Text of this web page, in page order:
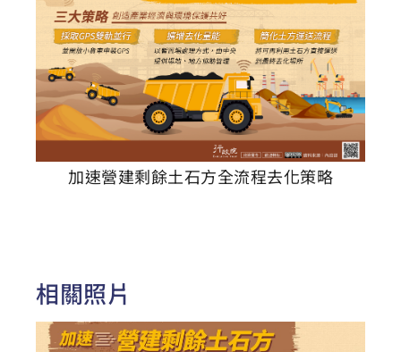
加速營建剩餘土石方全流程去化策略
相關照片